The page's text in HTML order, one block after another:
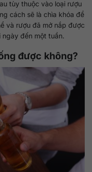
tùy thuộc vào loại rượu
cách sẽ là chìa khóa để
và rượu đã mở nắp được
đến một tuần.
được không?